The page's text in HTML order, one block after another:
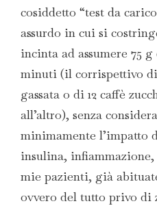
cosiddetto “test da
assurdo in cui si
incinta ad assumere 75
minuti (il corrispettivo
gassata o di 12 caffè
all’altro), senza
minimamente l’impatto
insulina,
mie pazienti, già
ovvero del tutto privo di